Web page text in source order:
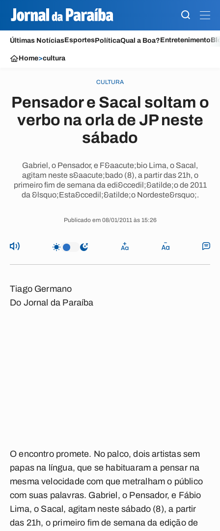
Últimas NotíciasEsportesPolíticaQual a Boa?Entretenimento
Home>cultura
CULTURA
Pensador e Sacal soltam o
verbo na orla de JP neste
sábado
Gabriel, o Pensador, e F&aacute;bio Lima, o Sacal,
agitam neste s&aacute;bado (8), a partir das 21h, o
primeiro fim de semana da edi&ccedil;&atilde;o de 2011
da &lsquo;Esta&ccedil;&atilde;o Nordeste&rsquo;.
Publicado em 08/01/2011 às 15:26
Tiago Germano
Do Jornal da Paraíba
O encontro promete. No palco, dois artistas sem
papas na língua, que se habituaram a pensar na
mesma velocidade com que metralham o público
com suas palavras. Gabriel, o Pensador, e Fábio
Lima, o Sacal, agitam neste sábado (8), a partir
das 21h, o primeiro fim de semana da edição de